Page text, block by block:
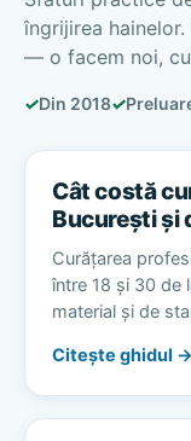
îngrijirea
— o facem noi,
✓Din 2018✓
Cât costă
București și
Curățarea
între 18 și 30 de
material și de
Citește ghidul →